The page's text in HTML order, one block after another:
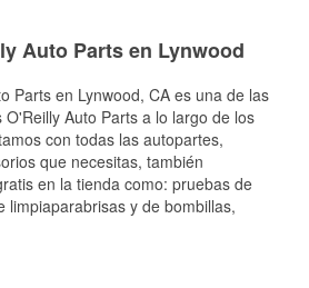
Auto Parts en Lynwood
Parts en Lynwood, CA es una de las
Auto Parts a lo largo de los
con todas las autopartes,
que necesitas, también
en la tienda como: pruebas de
limpiaparabrisas y de bombillas,